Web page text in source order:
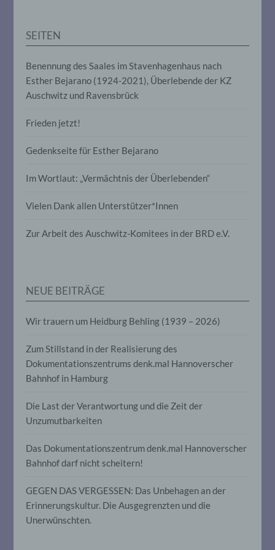
SEITEN
Benennung des Saales im Stavenhagenhaus nach
Esther Bejarano (1924-2021), Überlebende der KZ
Auschwitz und Ravensbrück
Frieden jetzt!
Gedenkseite für Esther Bejarano
Im Wortlaut: „Vermächtnis der Überlebenden“
Vielen Dank allen Unterstützer*Innen
Zur Arbeit des Auschwitz-Komitees in der BRD e.V.
NEUE BEITRÄGE
Wir trauern um Heidburg Behling (1939 – 2026)
Zum Stillstand in der Realisierung des
Dokumentationszentrums denk.mal Hannoverscher
Bahnhof in Hamburg
Die Last der Verantwortung und die Zeit der
Unzumutbarkeiten
Das Dokumentationszentrum denk.mal Hannoverscher
Bahnhof darf nicht scheitern!
GEGEN DAS VERGESSEN: Das Unbehagen an der
Erinnerungskultur. Die Ausgegrenzten und die
Unerwünschten.
Bereitstellung, den Abgleich oder die
Löschen oder die Vernichtung.
Markierung gespeicherter
personenbezogener Daten mit dem Ziel,
e) Profiling
Profiling ist jede Art der automatisierten
Aspekte, die sich auf eine natürliche
Person beziehen, zu bewerten,
Arbeitsleistung, wirtschaftlicher Lage,
Interessen, Zuverlässigkeit, Verhalten,
Aufenthaltsort oder Ortswechsel dieser
natürlichen Person zu analysieren oder
vorherzusagen.
f) Pseudonymisierung
Pseudonymisierung ist die Verarbeitung
personenbezogener Daten in einer Weise,
auf welche die personenbezogenen Daten
Informationen nicht mehr einer
spezifischen betroffenen Person
zugeordnet werden können, sofern diese
zusätzlichen Informationen gesondert